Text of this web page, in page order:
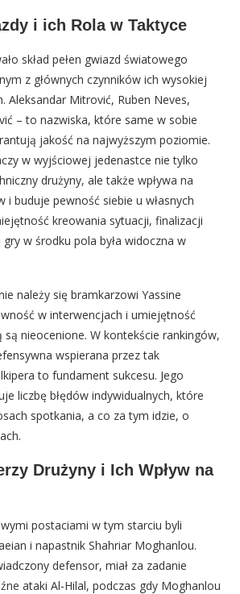
i ich Rola w Taktyce
skład pełen gwiazd światowego
z głównych czynników ich wysokiej
Aleksandar Mitrović, Ruben Neves,
– to nazwiska, które same w sobie
jakość na najwyższym poziomie.
w wyjściowej jedenastce nie tylko
drużyny, ale także wpływa na
i buduje pewność siebie u własnych
kreowania sytuacji, finalizacji
w środku pola była widoczna w
należy się bramkarzowi Yassine
w interwencjach i umiejętność
nieocenione. W kontekście rankingów,
wspierana przez tak
to fundament sukcesu. Jego
liczbę błędów indywidualnych, które
spotkania, a co za tym idzie, o
Drużyny i Ich Wpływ na
postaciami w tym starciu byli
i napastnik Shahriar Moghanlou.
defensor, miał za zadanie
ataki Al-Hilal, podczas gdy Moghanlou